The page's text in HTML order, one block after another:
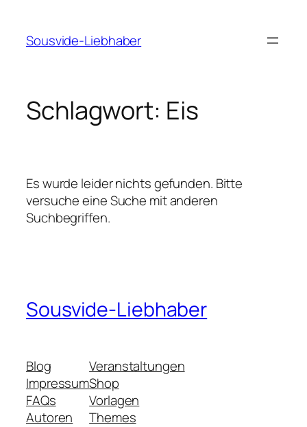
springen
Sousvide-Liebhaber
Schlagwort: Eis
Es wurde leider nichts gefunden. Bitte
versuche eine Suche mit anderen
Suchbegriffen.
Sousvide-Liebhaber
Blog
Impressum
FAQs
Autoren
Veranstaltungen
Shop
Vorlagen
Themes